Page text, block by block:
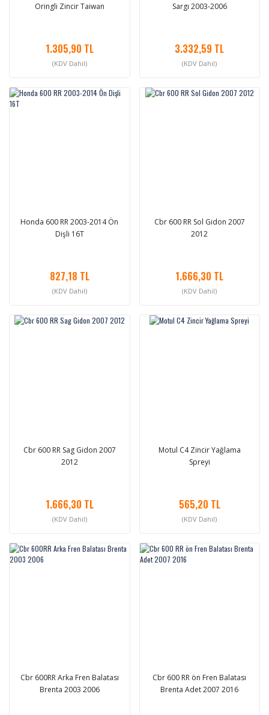
Oringli Zincir Taiwan
1.305,90 TL
(KDV Dahil)
Sargı 2003-2006
3.332,59 TL
(KDV Dahil)
Honda 600 RR 2003-2014 Ön
Dişli 16T
827,18 TL
(KDV Dahil)
Cbr 600 RR Sol Gidon 2007
2012
1.666,30 TL
(KDV Dahil)
Cbr 600 RR Sag Gidon 2007
2012
1.666,30 TL
(KDV Dahil)
Motul C4 Zincir Yağlama
Spreyi
565,20 TL
(KDV Dahil)
Cbr 600RR Arka Fren Balatası
Brenta 2003 2006
Cbr 600 RR ön Fren Balatası
Brenta Adet 2007 2016